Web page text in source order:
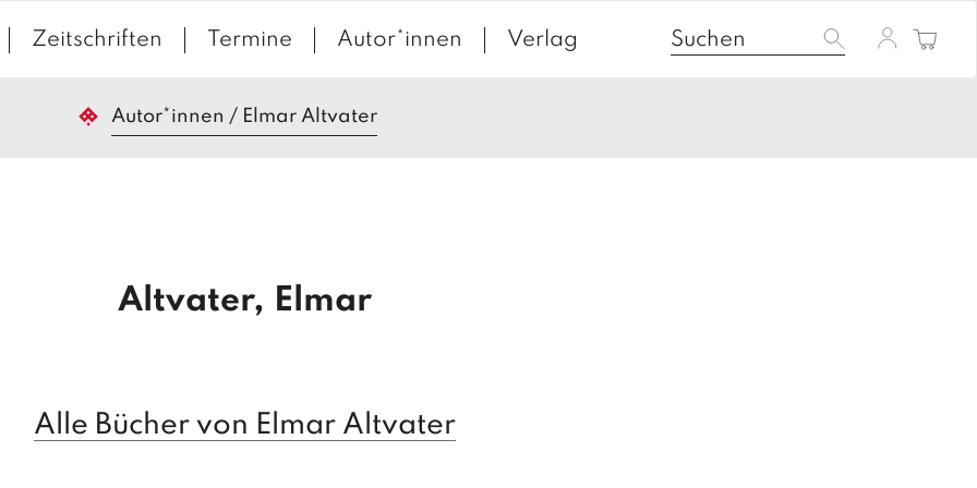
Zeitschriften Termine Autor*innen Verlag
Autor*innen / Elmar Altvater
Altvater, Elmar
Alle Bücher von Elmar Altvater